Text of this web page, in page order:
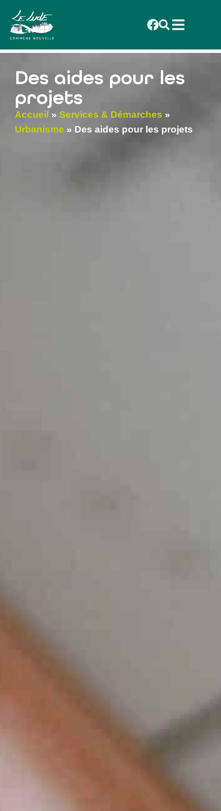
principal
Des aides pour les
projets
Accueil » Services & Démarches »
Urbanisme » Des aides pour les projets